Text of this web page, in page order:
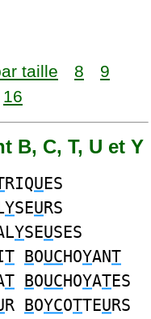
taille 8
9
16
B, C, T, U et Y
RIQUES
YSEURS
YSEUSES
T BOUCHOYANT
T BOUCHOYATES
R BOYCOTTEURS